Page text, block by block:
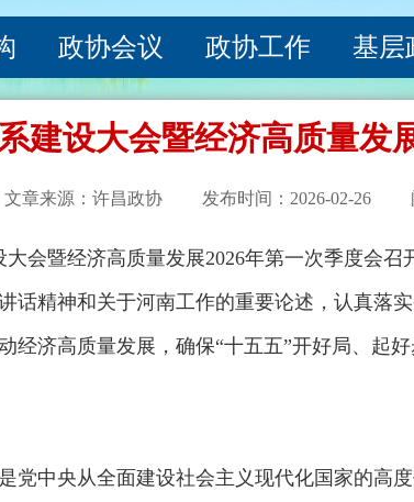
政协会议 政协工作 基层
建设大会暨经济高质量发
文章来源：许昌政协 发布时间： 2026-02-26 阅
会暨经济高质量发展2026年第一次季度会
话精神和关于河南工作的重要论述，认真落
经济高质量发展，确保“十五五”开好局、起
党中央从全面建设社会主义现代化国家的高